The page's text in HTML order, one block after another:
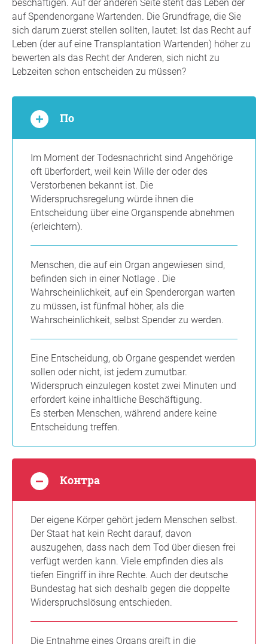
beschäftigen. Auf der anderen Seite steht das Leben der
auf Spendenorgane Wartenden. Die Grundfrage, die Sie
sich darum zuerst stellen sollten, lautet: Ist das Recht auf
Leben (der auf eine Transplantation Wartenden) höher zu
bewerten als das Recht der Anderen, sich nicht zu
Lebzeiten schon entscheiden zu müssen?
По
Im Moment der Todesnachricht sind Angehörige
oft überfordert, weil kein Wille der oder des
Verstorbenen bekannt ist. Die
Widerspruchsregelung würde ihnen die
Entscheidung über eine Organspende abnehmen
(erleichtern).
Menschen, die auf ein Organ angewiesen sind,
befinden sich in einer Notlage . Die
Wahrscheinlichkeit, auf ein Spenderorgan warten
zu müssen, ist fünfmal höher, als die
Wahrscheinlichkeit, selbst Spender zu werden.
Eine Entscheidung, ob Organe gespendet werden
sollen oder nicht, ist jedem zumutbar.
Widerspruch einzulegen kostet zwei Minuten und
erfordert keine inhaltliche Beschäftigung.
Es sterben Menschen, während andere keine
Entscheidung treffen.
Контра
Der eigene Körper gehört jedem Menschen selbst.
Der Staat hat kein Recht darauf, davon
auszugehen, dass nach dem Tod über diesen frei
verfügt werden kann. Viele empfinden dies als
tiefen Eingriff in ihre Rechte. Auch der deutsche
Bundestag hat sich deshalb gegen die doppelte
Widerspruchslösung entschieden.
Die Entnahme eines Organs greift in die